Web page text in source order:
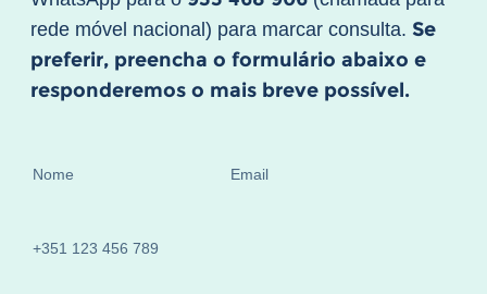
rede móvel nacional) para marcar consulta. Se
preferir, preencha o formulário abaixo e
responderemos o mais breve possível.